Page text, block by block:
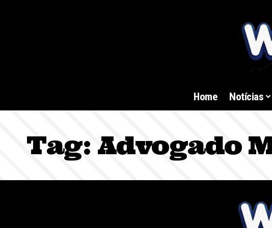
Home Notícias
Tag: Advogado